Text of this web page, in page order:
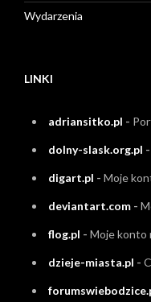
Wydarzenia
LINKI
adriansitko.pl -
dolny-slask.org.pl -
digart.pl - Moje
deviantart.com -
flog.pl - Moje konto
dzieje-miasta.pl -